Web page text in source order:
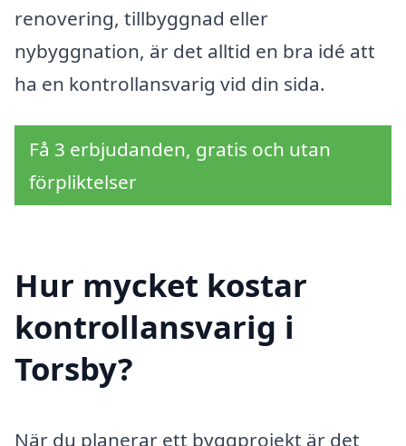
renovering, tillbyggnad eller
nybyggnation, är det alltid en bra idé att
ha en kontrollansvarig vid din sida.
Få 3 erbjudanden, gratis och utan
förpliktelser
Hur mycket kostar
kontrollansvarig i
Torsby?
När du planerar ett byggprojekt är det